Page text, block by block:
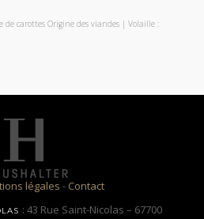
de carottes Origine des viandes | Volaille :
légales - Contact
: 43 Rue Saint-Nicolas – 67700